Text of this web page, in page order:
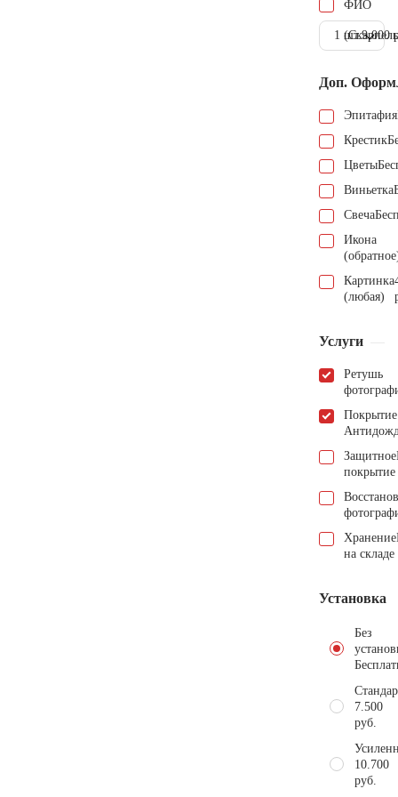
ФИО
1 шт.9.000
Доп.
Эпитафия
Крестик
Цветы
Виньетка
Свеча
Икона
Картинка
(любая)
Услуги
Ретушь
Покрытие
Защитное
покрытие
Хранение
на складе
Установка
Без
7.500
руб.
10.700
руб.